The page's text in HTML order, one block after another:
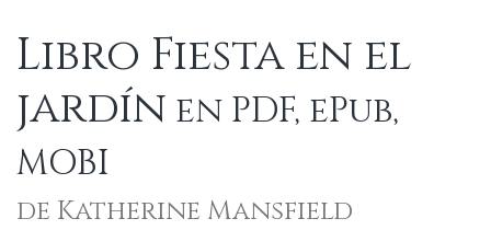
Libro Fiesta en el
jardín en PDF, ePub,
MOBI
de Katherine Mansfield